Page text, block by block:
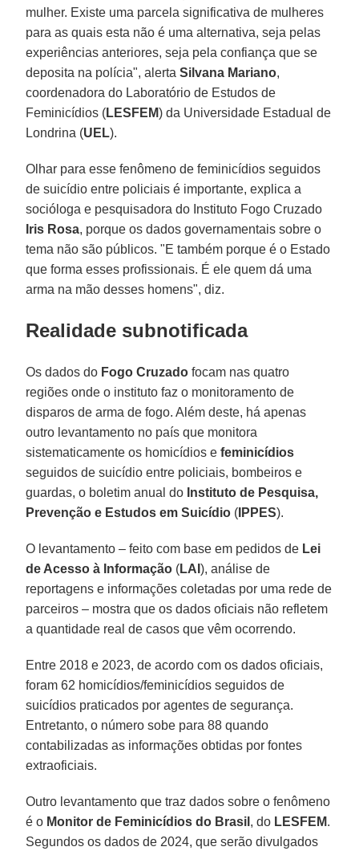
mulher. Existe uma parcela significativa de mulheres
para as quais esta não é uma alternativa, seja pelas
experiências anteriores, seja pela confiança que se
deposita na polícia", alertaSilvana Mariano,
coordenadora do Laboratório de Estudos de
Feminicídios (LESFEM) da Universidade Estadual de
Londrina (UEL).
Olhar para esse fenômeno de feminicídios seguidos
de suicídio entre policiais é importante, explica a
socióloga e pesquisadora do Instituto Fogo Cruzado
Iris Rosa, porque os dados governamentais sobre o
tema não são públicos. "E também porque é o Estado
que forma esses profissionais. É ele quem dá uma
arma na mão desses homens", diz.
Realidade subnotificada
Os dados do Fogo Cruzado focam nas quatro
regiões onde o instituto faz o monitoramento de
disparos de arma de fogo. Além deste, há apenas
outro levantamento no país que monitora
sistematicamente os homicídios e feminicídios
seguidos de suicídio entre policiais, bombeiros e
guardas, o boletim anual do Instituto de Pesquisa,
Prevenção e Estudos em Suicídio ( IPPES).
O levantamento – feito com base em pedidos de Lei
de Acesso à Informação (LAI), análise de
reportagens e informações coletadas por uma rede de
parceiros – mostra que os dados oficiais não refletem
a quantidade real de casos que vêm ocorrendo.
Entre 2018 e 2023, de acordo com os dados oficiais,
foram 62 homicídios/feminicídios seguidos de
suicídios praticados por agentes de segurança.
Entretanto, o número sobe para 88 quando
contabilizadas as informações obtidas por fontes
extraoficiais.
Outro levantamento que traz dados sobre o fenômeno
é o Monitor de Feminicídios do Brasil , do LESFEM.
Segundos os dados de 2024, que serão divulgados